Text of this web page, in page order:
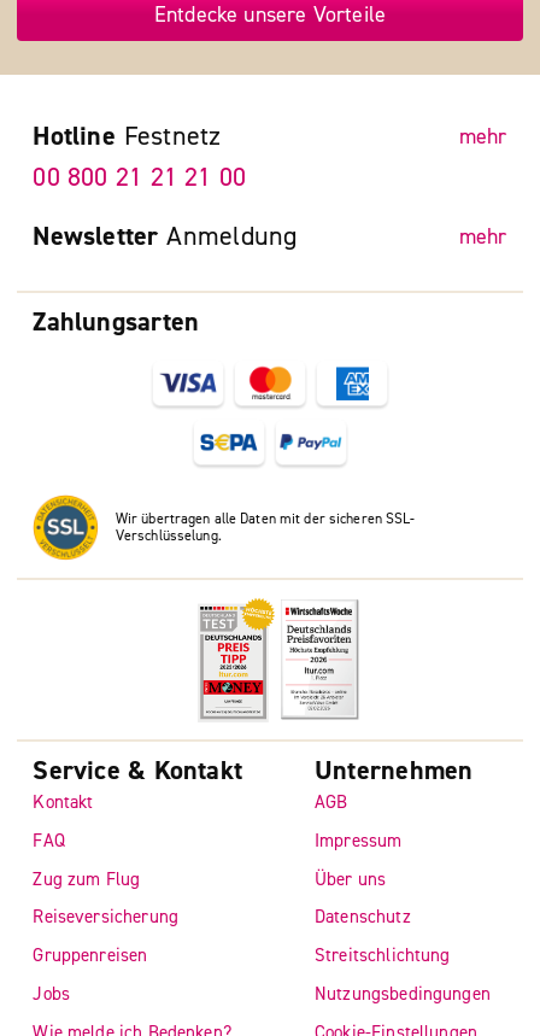
Entdecke unsere Vorteile
Zahlungsarten
Wir übertragen alle Daten mit der sicheren SSL-
Verschlüsselung.
Hotline Festnetz mehr
00 800 21 21 21 00
Newsletter Anmeldung mehr
Service & Kontakt
Kontakt
FAQ
Zug zum Flug
Reiseversicherung
Gruppenreisen
Jobs
Unternehmen
AGB
Impressum
Über uns
Datenschutz
Streitschlichtung
Nutzungsbedingungen